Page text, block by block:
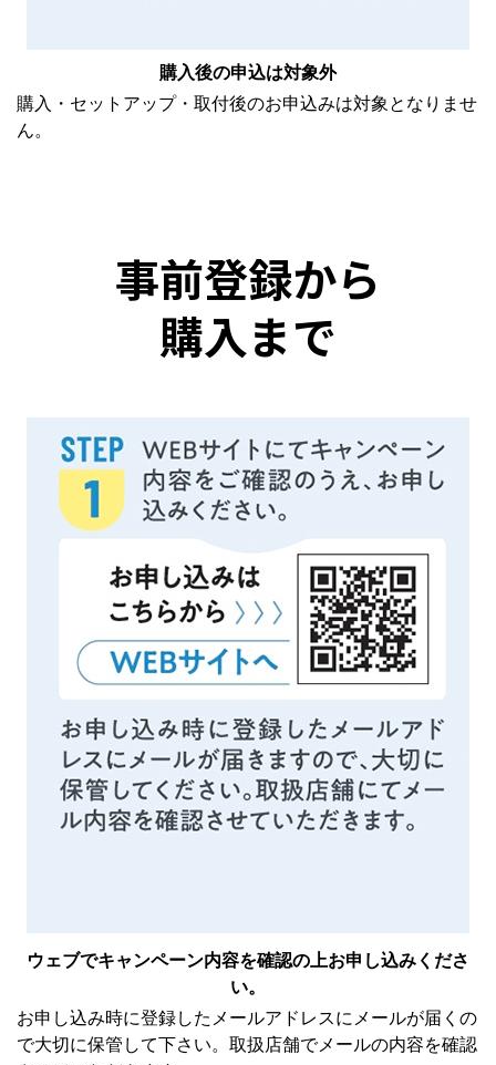
購入後の申込は対象外
購入・セットアップ・取付後のお申込みは対象となりませ
ん。
事前登録から
購入まで
ウェブでキャンペーン内容を確認の上お申し込みくださ
い。
お申し込み時に登録したメールアドレスにメールが届くの
で大切に保管して下さい。取扱店舗でメールの内容を確認